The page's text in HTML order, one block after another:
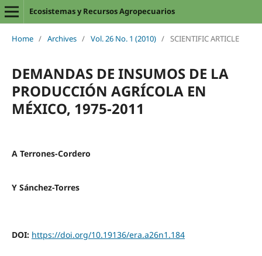
Ecosistemas y Recursos Agropecuarios
Home / Archives / Vol. 26 No. 1 (2010) / SCIENTIFIC ARTICLE
DEMANDAS DE INSUMOS DE LA
PRODUCCIÓN AGRÍCOLA EN
MÉXICO, 1975-2011
A Terrones-Cordero
Y Sánchez-Torres
DOI: https://doi.org/10.19136/era.a26n1.184